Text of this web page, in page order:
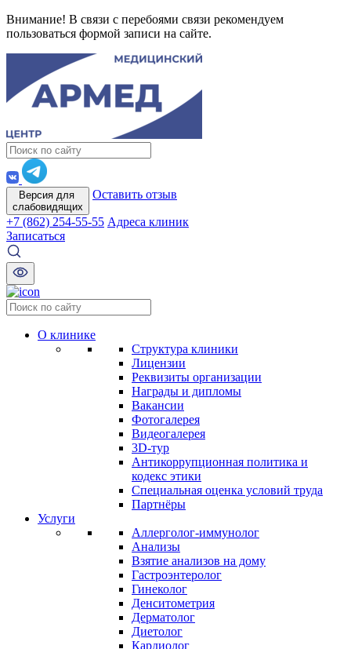
Внимание! В связи с перебоями связи рекомендуем
пользоваться формой записи на сайте.
Версия для
слабовидящих
Оставить отзыв
+7 (862) 254-55-55 Адреса клиник
Записаться
О клинике
Структура клиники
Лицензии
Реквизиты организации
Награды и дипломы
Вакансии
Фотогалерея
Видеогалерея
3D-тур
Антикоррупционная политика и
кодекс этики
Специальная оценка условий труда
Партнёры
Услуги
Аллерголог-иммунолог
Анализы
Взятие анализов на дому
Гастроэнтеролог
Гинеколог
Денситометрия
Дерматолог
Диетолог
Кардиолог